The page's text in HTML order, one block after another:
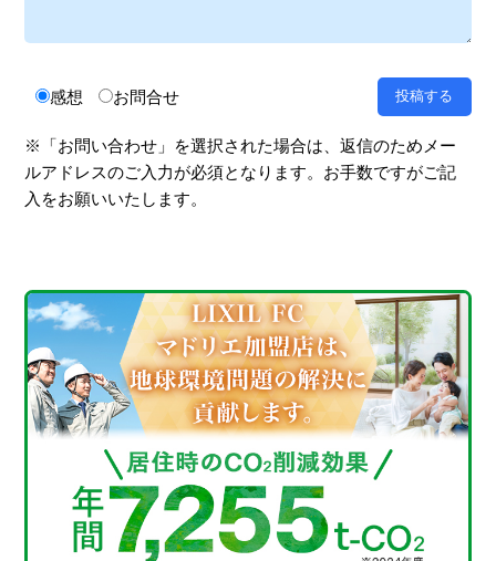
感想 お問合せ
※「お問い合わせ」を選択された場合は、返信のためメー
ルアドレスのご入力が必須となります。お手数ですがご記
入をお願いいたします。